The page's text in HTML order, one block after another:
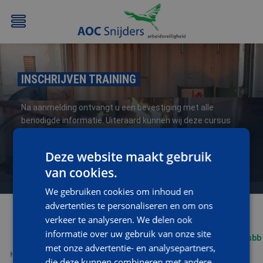
BEHEERDER
/
ATEX
/
NEN3140
BESLOTEN
BHV
INSCHRIJVEN TRAINING
Na aanmelding ontvangt u een bevestiging met alle
benodigde informatie. Uiteraard kunnen wij deze cursus
opleidingen@aoc-snijders.nlof bel met076-5204999
Deze website maakt gebruik
van cookies.
We gebruiken cookies om inhoud en
advertenties te personaliseren en om ons
verkeer te analyseren. We delen ook
informatie over uw gebruik van onze site
met onze advertentie- en analysepartners,